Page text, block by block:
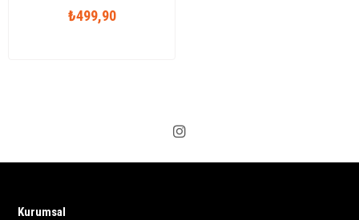
₺499,90
Kurumsal